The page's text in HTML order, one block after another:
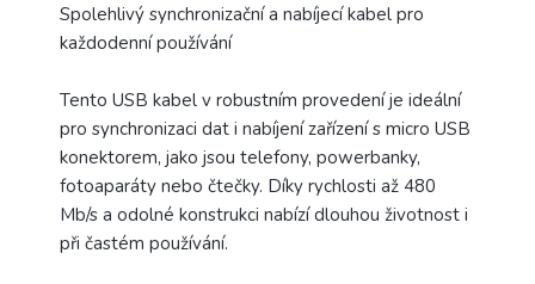
Spolehlivý synchronizační a nabíjecí kabel pro
každodenní používání
Tento USB kabel v robustním provedení je ideální
pro synchronizaci dat i nabíjení zařízení s micro USB
konektorem, jako jsou telefony, powerbanky,
fotoaparáty nebo čtečky. Díky rychlosti až 480
Mb/s a odolné konstrukci nabízí dlouhou životnost i
při častém používání.